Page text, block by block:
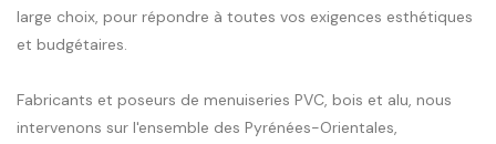
large choix, pour répondre à toutes vos exigences esthétiques
et budgétaires.
Fabricants et poseurs de menuiseries PVC, bois et alu, nous
intervenons sur l'ensemble des Pyrénées-Orientales,